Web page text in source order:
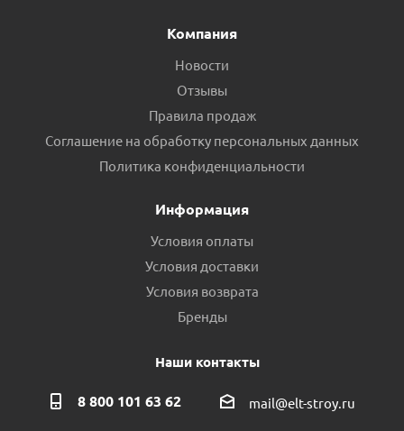
Компания
Новости
Отзывы
Правила продаж
Соглашение на обработку персональных данных
Политика конфиденциальности
Информация
Условия оплаты
Условия доставки
Условия возврата
Бренды
Наши контакты
8 800 101 63 62 mail@elt-stroy.ru